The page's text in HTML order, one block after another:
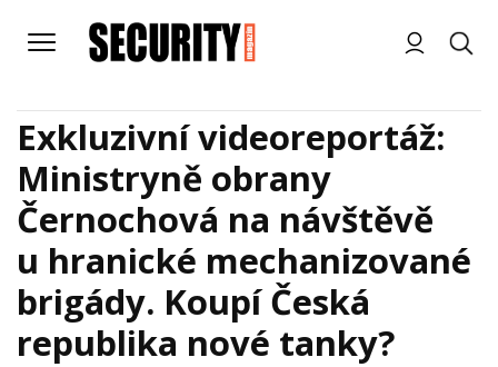
Exkluzivní videoreportáž:
Ministryně obrany
Černochová na návštěvě
u hranické mechanizované
brigády. Koupí Česká
republika nové tanky?